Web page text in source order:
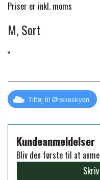
PREMIER
Priser er inkl. moms
M, Sort
Tilføj til Ønskeskyen
Kundeanmeldelser
Bliv den første til at